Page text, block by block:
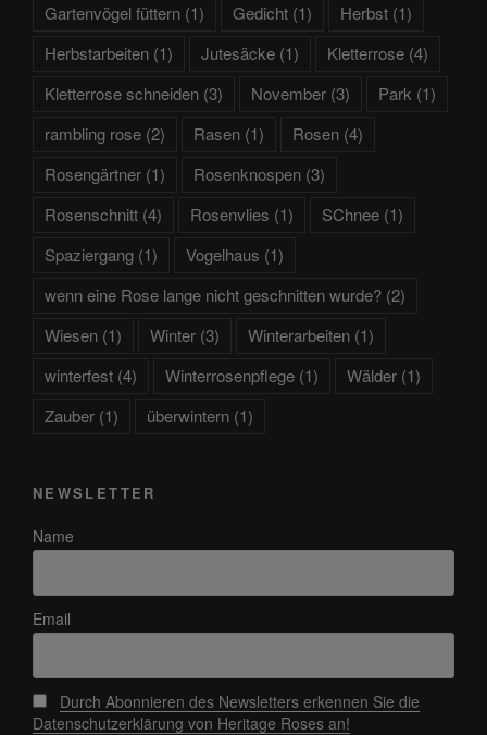
Gartenvögel füttern (1) Gedicht (1) Herbst (1)
Herbstarbeiten (1) Jutesäcke (1) Kletterrose (4)
Kletterrose schneiden (3) November (3) Park (1)
rambling rose (2) Rasen (1) Rosen (4)
Rosengärtner (1) Rosenknospen (3)
Rosenschnitt (4) Rosenvlies (1) SChnee (1)
Spaziergang (1) Vogelhaus (1)
wenn eine Rose lange nicht geschnitten wurde? (2)
Wiesen (1) Winter (3) Winterarbeiten (1)
winterfest (4) Winterrosenpflege (1) Wälder (1)
Zauber (1) überwintern (1)
NEWSLETTER
Name
Email
Durch Abonnieren des Newsletters erkennen Sie die
Datenschutzerklärung von Heritage Roses an!